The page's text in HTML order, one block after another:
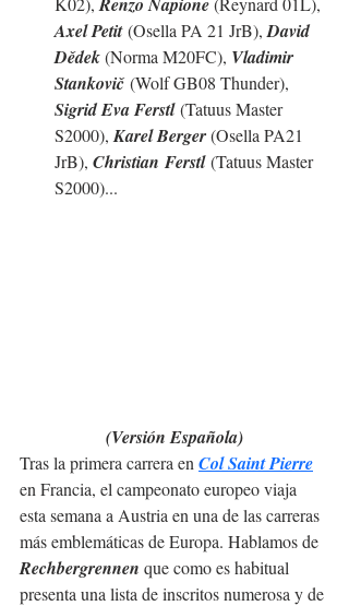
Axel Petit (Osella PA 21 JrB), David
Dědek (Norma M20FC), Vladimir
Stankovič (Wolf GB08 Thunder),
Sigrid Eva Ferstl (Tatuus Master
S2000), Karel Berger (Osella PA21
JrB), Christian Ferstl (Tatuus Master
S2000)...
(Versión Española)
Tras la primera carrera en Col Saint Pierre
en Francia, el campeonato europeo viaja
esta semana a Austria en una de las carreras
más emblemáticas de Europa. Hablamos de
Rechbergrennen que como es habitual
presenta una lista de inscritos numerosa y de